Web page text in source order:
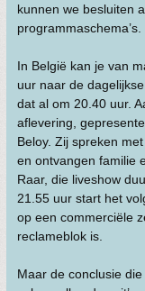
kunnen we besluiten
programmaschema’s.
In België kan je van
uur naar de
dat al om 20.40 uur.
aflevering,
Beloy. Zij spreken
en ontvangen familie
Raar, die liveshow
21.55 uur start het
op een commerciële
reclameblok is.
Maar de conclusie